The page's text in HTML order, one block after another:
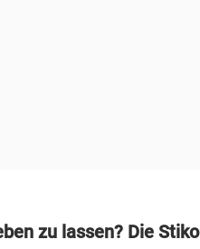
zu lassen? Die Stiko